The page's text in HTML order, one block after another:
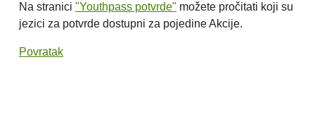
Na stranici "Youthpass potvrde" možete pročitati koji su
jezici za potvrde dostupni za pojedine Akcije.
Povratak